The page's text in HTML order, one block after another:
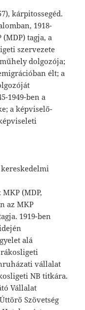
kárpitossegéd.
lomban, 1918-
(MDP)tagja,a
szervezete
dolgozója;
banélt;a
1949-bena
aképviselő-
kereskedelmi
MKP(MDP,
azMKP
1919-ben
letalá
rákosligeti
ruházativállalat
NBtitkára.
Vállalat
ÚttörőSzövetség